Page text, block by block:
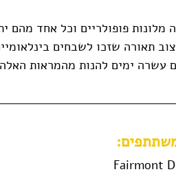
פופולריים וכל אחד מהם
עשרה ימים להנות מהמראות